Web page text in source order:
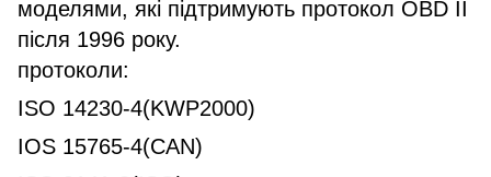
моделями, які підтримують протокол OBD II
після 1996 року.
протоколи:
ISO 14230-4(KWP2000)
IOS 15765-4(CAN)